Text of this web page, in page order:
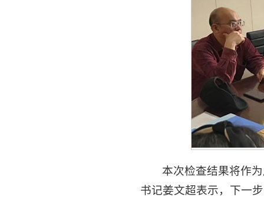
本次检查结果将作
书记姜文超表示，下一